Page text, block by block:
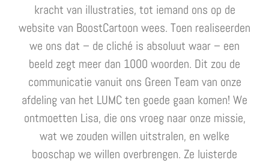
kracht van illustraties, tot iemand ons op de
website van BoostCartoon wees. Toen realiseerden
we ons dat – de cliché is absoluut waar – een
beeld zegt meer dan 1000 woorden. Dit zou de
communicatie vanuit ons Green Team van onze
afdeling van het LUMC ten goede gaan komen! We
ontmoetten Lisa, die ons vroeg naar onze missie,
wat we zouden willen uitstralen, en welke
booschap we willen overbrengen. Ze luisterde